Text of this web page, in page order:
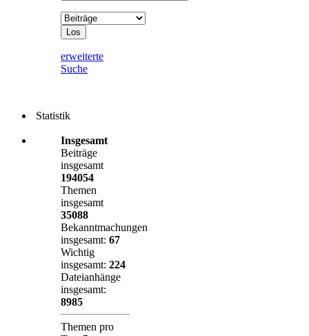
erweiterte
Suche
Statistik
Insgesamt
Beiträge
insgesamt
194054
Themen
insgesamt
35088
Bekanntmachungen
insgesamt: 67
Wichtig
insgesamt: 224
Dateianhänge
insgesamt:
8985
Themen pro